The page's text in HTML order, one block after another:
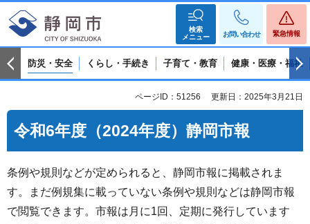
検索
メニュー
お問い合わせ 緊急情報
防災・安全 くらし・手続き 子育て・教育 健康・医療・福祉
ページID：51256 更新日：2025年3月21日
令和6年度（2024年度）静岡市報
条例や規則などが定められると、静岡市報に掲載されま
す。まだ例規集に載っていない条例や規則などは静岡市報
で閲覧できます。市報は月に1回、定期に発行しています